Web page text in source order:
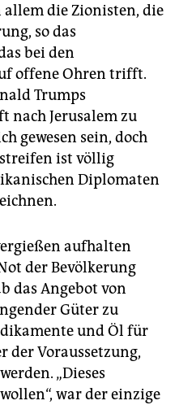
die Zionisten, die
so das
bei den
offene Ohren trifft.
Trumps
nach Jerusalem zu
gewesen sein, doch
ist völlig
Diplomaten
aufhalten
der Bevölkerung
das Angebot von
Güter zu
und Öl für
der Voraussetzung,
„Dieses
war der einzige